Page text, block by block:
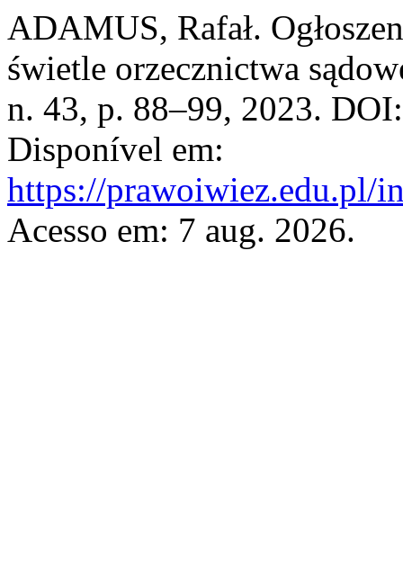
ADAMUS, Rafał.
świetle orzecznictwa
n. 43, p. 88–99, 2023.
Disponível em:
https://prawoiwiez.edu.pl/
Acesso em: 7 aug. 2026.